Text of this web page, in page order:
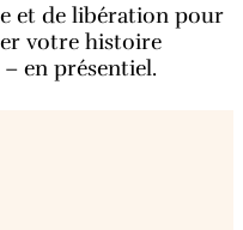
et de libération pour
votre histoire
en présentiel.